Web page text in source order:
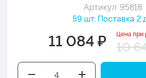
Артикул: 95818
59 шт. Поставка 2
11 084 ₽ Цена при
10